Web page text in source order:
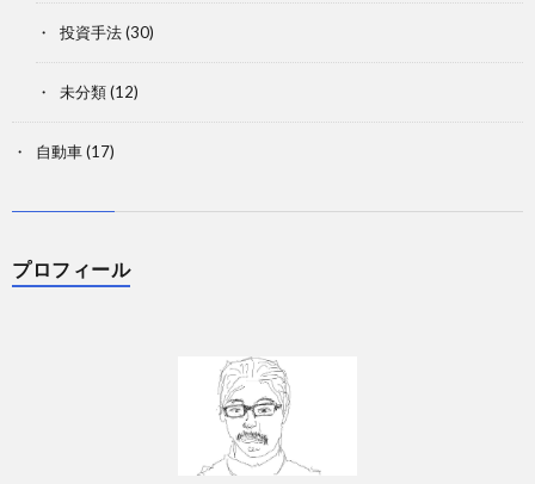
投資手法(30)
未分類(12)
自動車(17)
プロフィール